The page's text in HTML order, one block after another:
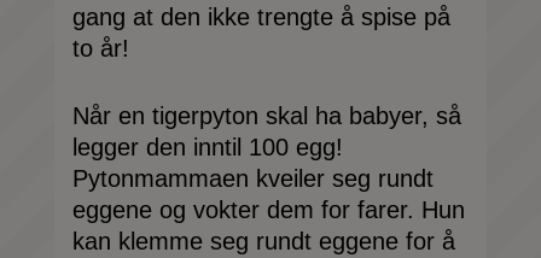
gang at den ikke trengte å spise på
to år!
Når en tigerpyton skal ha babyer, så
legger den inntil 100 egg!
Pytonmammaen kveiler seg rundt
eggene og vokter dem for farer. Hun
kan klemme seg rundt eggene for å